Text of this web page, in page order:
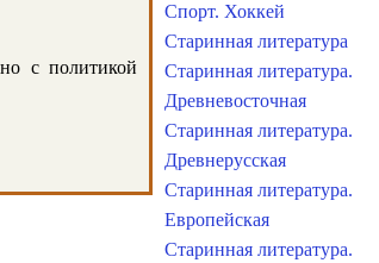
с политикой
Спорт. Хоккей
Старинная литература
Старинная литература.
Древневосточная
Старинная литература.
Древнерусская
Старинная литература.
Европейская
Старинная литература.